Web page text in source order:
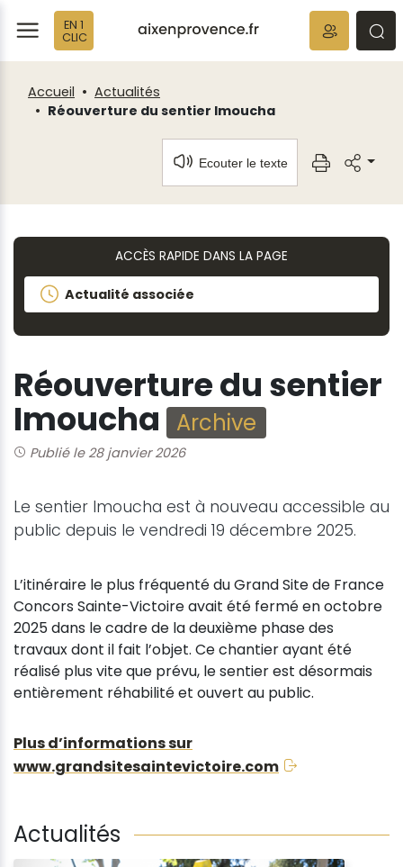
EN 1
CLIC
Accueil
Actualités
Réouverture du sentier Imoucha
Ecouter le texte
ACCÈS RAPIDE DANS LA PAGE
Actualité associée
Réouverture du sentier
Imoucha Archive
Publié le 28 janvier 2026
Le sentier Imoucha est à nouveau accessible au
public depuis le vendredi 19 décembre 2025.
L’itinéraire le plus fréquenté du Grand Site de France
Concors Sainte-Victoire avait été fermé en octobre
2025 dans le cadre de la deuxième phase des
travaux dont il fait l’objet. Ce chantier ayant été
réalisé plus vite que prévu, le sentier est désormais
entièrement réhabilité et ouvert au public.
Plus d’informations sur
www.grandsitesaintevictoire.com
Actualités
Fenêtre
de
chat
Panneau de gestion des cookies